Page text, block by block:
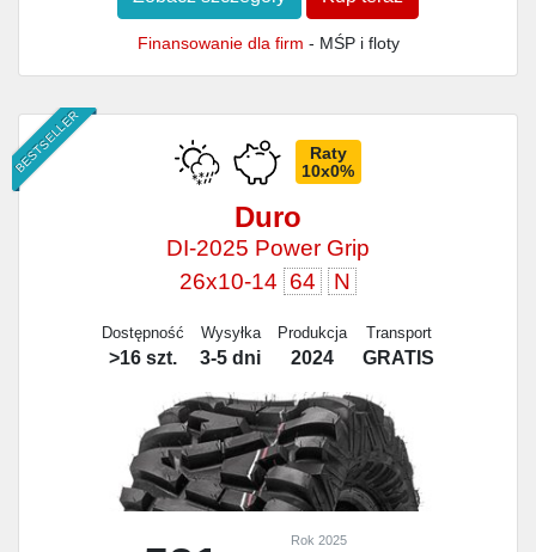
Finansowanie dla firm - MŚP i floty
BESTSELLER
Raty
10x0%
Duro
DI-2025 Power Grip
26x10-14 64 N
Dostępność
>16 szt.
Wysyłka
3-5 dni
Produkcja
2024
Transport
GRATIS
Rok 2025